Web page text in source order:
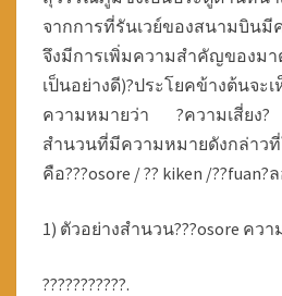
จากการที่รันเวย์ของสนามบินมี
จึงมีการเพิ่มความสำคัญของม
เป็นอย่างดี)?ประโยคข้างต้นจะ
ความหมายว่า ?ความเสี่ยง
สำนวนที่มีความหมายดังกล่า
คือ???osore / ?? kiken /
1) ตัวอย่างสำนวน???osore ควา
???????????.